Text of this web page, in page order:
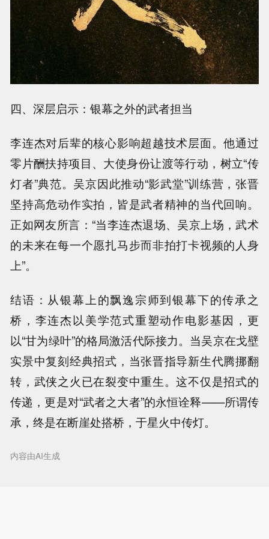
四、深层启示：银幕之外的武者担当
李连杰对后辈的核心影响超越技术层面。他通过
零片酬扶持项目、大使身份让渡等行动，树立“传
灯者”典范。吴京因此推动“影武堂”训练营，张晋
坚持高危动作实拍，皆是武者精神的当代回响。
正如网友所言：“当李连杰退场、吴京上场，武术
的未来在每一个愿扎马步而非拍打卡视频的人身
上”。
结语：从银幕上的飘逸宗师到银幕下的传承之
桥，李连杰以美学范式重塑动作电影基因，更
以“甘为绿叶”的格局激活代际接力。当吴京在戈壁
实景中复刻经典招式，当张晋指导新生代腾挪翻
转，武侠之火已在裂变中重生。这不仅是招式的
传递，更是对“武者之大者”的永恒诠释——所谓传
承，终是在断崖处搭桥，于星火中传灯。
内容由AI生成